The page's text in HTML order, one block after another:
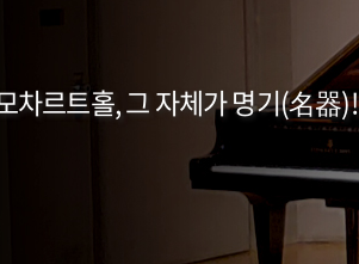
차르트홀, 그 자체가 명기(名器)!